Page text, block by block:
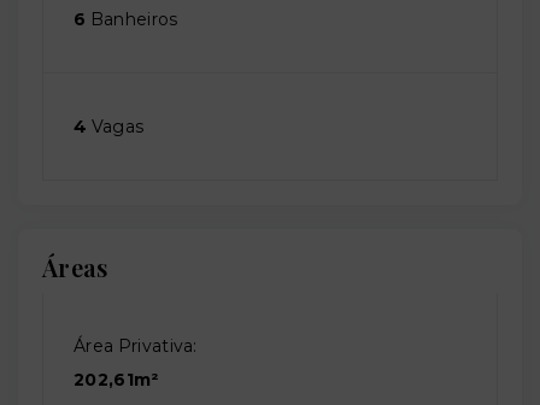
6 Banheiros
4 Vagas
Áreas
Área Privativa:
202,61m²